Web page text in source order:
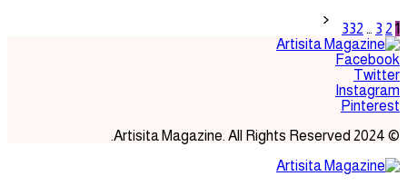
تعدد
صفحات
المقالات
1
2
3
…
332
Facebook
Twitter
Instagram
Pinterest
© 2024 Artisita Magazine. All Rights Reserved.